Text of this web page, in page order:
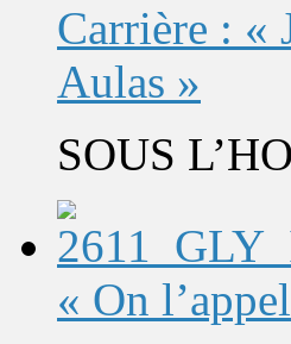
Carrière : «
Aulas »
SOUS
« On